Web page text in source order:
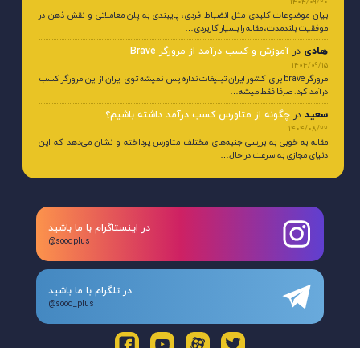
1404/09/20
بیان موضوعات کلیدی مثل انضباط فردی، پایبندی به پلن معاملاتی و نقش ذهن در
موفقیت بلندمدت، مقاله را بسیار کاربردی…
هادی در آموزش و کسب درآمد از مرورگر Brave
1404/09/15
مرورگر brave برای کشور ایران تبلیغات نداره پس نمیشه توی ایران از این مرورگر کسب
درآمد کرد. صرفا فقط میشه…
سعید در چگونه از متاورس کسب درآمد داشته باشیم؟
1404/08/22
مقاله به خوبی به بررسی جنبه‌های مختلف متاورس پرداخته و نشان می‌دهد که این
دنیای مجازی به سرعت در حال…
در اینستاگرام با ما باشید
@soodplus
در تلگرام با ما باشید
@sood_plus